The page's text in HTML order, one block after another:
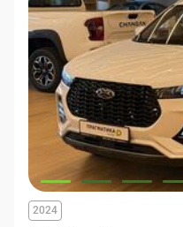
2024